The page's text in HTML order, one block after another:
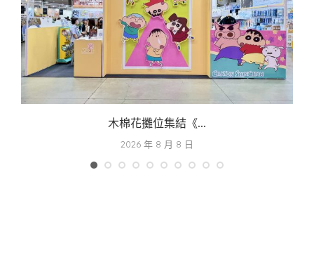
木棉花攤位集結《...
2026 年 8 月 8 日